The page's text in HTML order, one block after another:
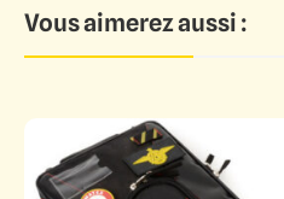
Vous aimerez aussi :